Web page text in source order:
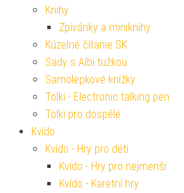
Knihy
Zpívánky a miniknihy
Kúzelné čítanie SK
Sady s Albi tužkou
Samolepkové knížky
Tolki - Electronic talking pen
Tolki pro dospělé
Kvído
Kvído - Hry pro děti
Kvído - Hry pro nejmenší
Kvído - Karetní hry